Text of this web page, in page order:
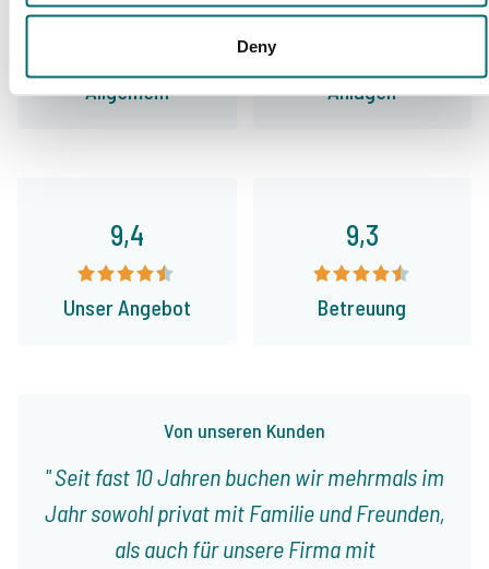
Deny
9,7
Allgemein
9,2
Anlagen
Von unseren Kunden
Seit fast 10 Jahren buchen wir mehrmals im
Jahr sowohl privat mit Familie und Freunden,
als auch für unsere Firma mit
9,4
Unser Angebot
9,3
Betreuung